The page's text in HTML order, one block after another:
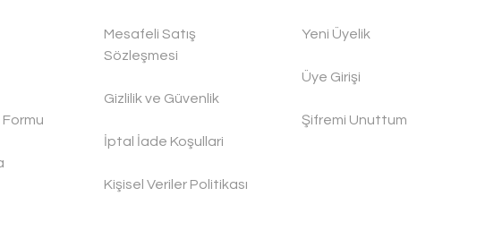
Formu
Mesafeli Satış
Sözleşmesi
Gizlilik ve Güvenlik
İptal İade Koşullari
Kişisel Veriler Politikası
Yeni Üyelik
Üye Girişi
Şifremi Unuttum